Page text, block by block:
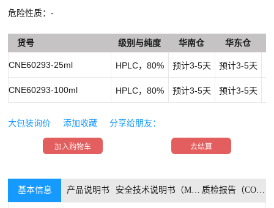
危险性质：-
货号 级别与纯度 华南仓 华东仓
CNE60293-25ml HPLC，80% 预计3-5天 预计3-5天
CNE60293-100ml HPLC，80% 预计3-5天 预计3-5天
大包装询价 添加收藏 分享给朋友：
加入购物车 去结算
基本信息 产品说明书 安全技术说明书（MSDS） 质检报告（COA）